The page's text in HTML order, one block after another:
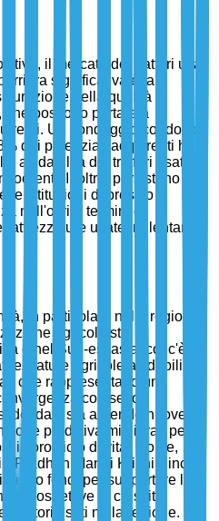
il mercato dei trattori usati
significativa è la
della qualità e
che possono portare a
Un sondaggio condotto
dei potenziali acquirenti ha
affidabilità dei trattori usati a
Inoltre, persistono
le istituzioni di prestito
nell'offrire termini di
usate, rallentando
in particolare nelle regioni
agricola sta
e nel Sud-est asiatico, c'è
agricole affidabili ed
che rappresentano una
con settori
dei dati, sta aprendo nuove
predittiva migliorati per i
il loro ciclo di vita. Inoltre,
Mantri Krishi Sinchai
fondi per supportare la
prospettive di crescita
trattori usati nella regione.